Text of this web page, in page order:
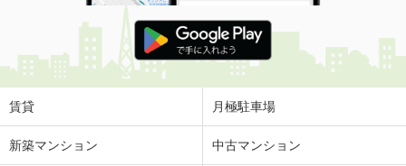
賃貸 月極駐車場
新築マンション 中古マンション